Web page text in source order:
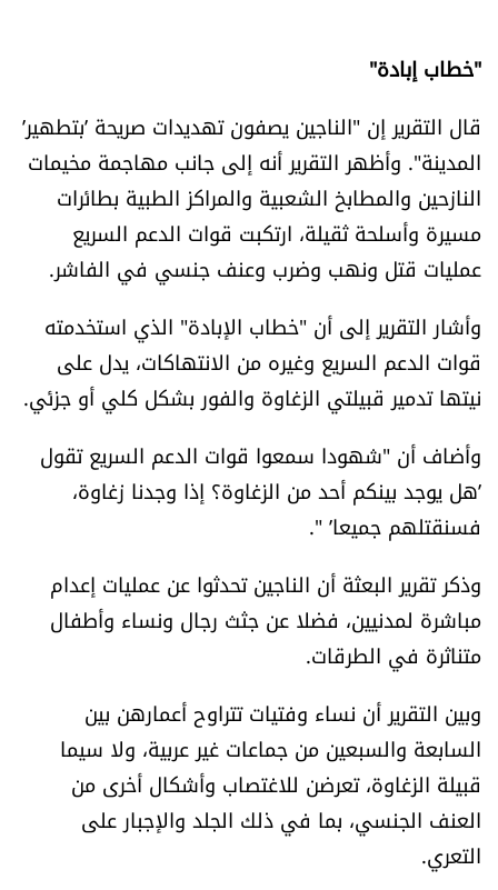
"خطاب إبادة"
قال التقرير إن "الناجين يصفون تهديدات صريحة ’بتطهير’
المدينة". وأظهر التقرير أنه إلى جانب مهاجمة مخيمات
النازحين والمطابخ الشعبية والمراكز الطبية بطائرات
مسيرة وأسلحة ثقيلة، ارتكبت قوات الدعم السريع
عمليات قتل ونهب وضرب وعنف جنسي في الفاشر.
وأشار التقرير إلى أن "خطاب الإبادة" الذي استخدمته
قوات الدعم السريع وغيره من الانتهاكات، يدل على
نيتها تدمير قبيلتي الزغاوة والفور بشكل كلي أو جزئي.
وأضاف أن "شهودا سمعوا قوات الدعم السريع تقول
’هل يوجد بينكم أحد من الزغاوة؟ إذا وجدنا زغاوة،
فسنقتلهم جميعا’ ".
وذكر تقرير البعثة أن الناجين تحدثوا عن عمليات إعدام
مباشرة لمدنيين، فضلا عن جثث رجال ونساء وأطفال
متناثرة في الطرقات.
وبين التقرير أن نساء وفتيات تتراوح أعمارهن بين
السابعة والسبعين من جماعات غير عربية، ولا سيما
قبيلة الزغاوة، تعرضن للاغتصاب وأشكال أخرى من
العنف الجنسي، بما في ذلك الجلد والإجبار على
التعري.